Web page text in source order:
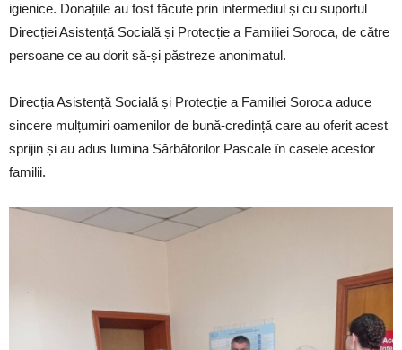
igienice. Donațiile au fost făcute prin intermediul și cu suportul
Direcției Asistență Socială și Protecție a Familiei Soroca, de către
persoane ce au dorit să-și păstreze anonimatul.
Direcția Asistență Socială și Protecție a Familiei Soroca aduce
sincere mulțumiri oamenilor de bună-credință care au oferit acest
sprijin și au adus lumina Sărbătorilor Pascale în casele acestor
familii.